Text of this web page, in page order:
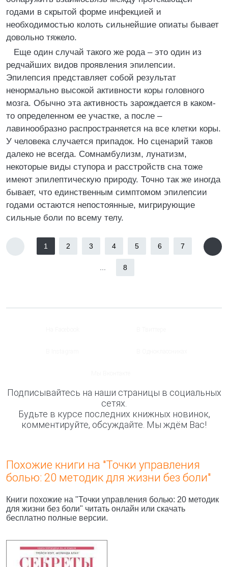
годами в скрытой форме инфекцией и
необходимостью колоть сильнейшие опиаты бывает
довольно тяжело.
Еще один случай такого же рода – это один из
редчайших видов проявления эпилепсии.
Эпилепсия представляет собой результат
ненормально высокой активности коры головного
мозга. Обычно эта активность зарождается в каком-
то определенном ее участке, а после –
лавинообразно распространяется на все клетки коры.
У человека случается припадок. Но сценарий таков
далеко не всегда. Сомнамбулизм, лунатизм,
некоторые виды ступора и расстройств сна тоже
имеют эпилептическую природу. Точно так же иногда
бывает, что единственным симптомом эпилепсии
годами остаются непостоянные, мигрирующие
сильные боли по всему телу.
1 2 3 4 5 6 7
8
Подписывайтесь на наши страницы в социальных
сетях.
Будьте в курсе последних книжных новинок,
комментируйте, обсуждайте. Мы ждём Вас!
Похожие книги на "Точки управления
болью: 20 методик для жизни без боли"
Книги похожие на "Точки управления болью: 20 методик
для жизни без боли" читать онлайн или скачать
бесплатно полные версии.